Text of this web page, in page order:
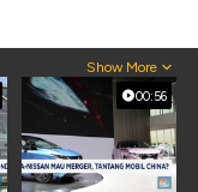
Show More
00:56